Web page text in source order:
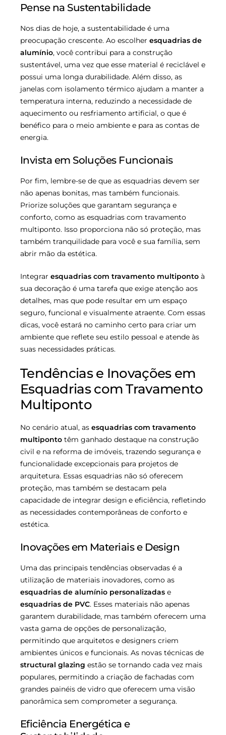
Pense na Sustentabilidade
Nos dias de hoje, a sustentabilidade é uma
preocupação crescente. Ao escolher esquadrias de
alumínio, você contribui para a construção
sustentável, uma vez que esse material é reciclável e
possui uma longa durabilidade. Além disso, as
janelas com isolamento térmico ajudam a manter a
temperatura interna, reduzindo a necessidade de
aquecimento ou resfriamento artificial, o que é
benéfico para o meio ambiente e para as contas de
energia.
Invista em Soluções Funcionais
Por fim, lembre-se de que as esquadrias devem ser
não apenas bonitas, mas também funcionais.
Priorize soluções que garantam segurança e
conforto, como as esquadrias com travamento
multiponto. Isso proporciona não só proteção, mas
também tranquilidade para você e sua família, sem
abrir mão da estética.
Integrar esquadrias com travamento multiponto à
sua decoração é uma tarefa que exige atenção aos
detalhes, mas que pode resultar em um espaço
seguro, funcional e visualmente atraente. Com essas
dicas, você estará no caminho certo para criar um
ambiente que reflete seu estilo pessoal e atende às
suas necessidades práticas.
Tendências e Inovações em
Esquadrias com Travamento
Multiponto
No cenário atual, as esquadrias com travamento
multiponto têm ganhado destaque na construção
civil e na reforma de imóveis, trazendo segurança e
funcionalidade excepcionais para projetos de
arquitetura. Essas esquadrias não só oferecem
proteção, mas também se destacam pela
capacidade de integrar design e eficiência, refletindo
as necessidades contemporâneas de conforto e
estética.
Inovações em Materiais e Design
Uma das principais tendências observadas é a
utilização de materiais inovadores, como as
esquadrias de alumínio personalizadas e
esquadrias de PVC. Esses materiais não apenas
garantem durabilidade, mas também oferecem uma
vasta gama de opções de personalização,
permitindo que arquitetos e designers criem
ambientes únicos e funcionais. As novas técnicas de
structural glazing estão se tornando cada vez mais
populares, permitindo a criação de fachadas com
grandes painéis de vidro que oferecem uma visão
panorâmica sem comprometer a segurança.
Eficiência Energética e